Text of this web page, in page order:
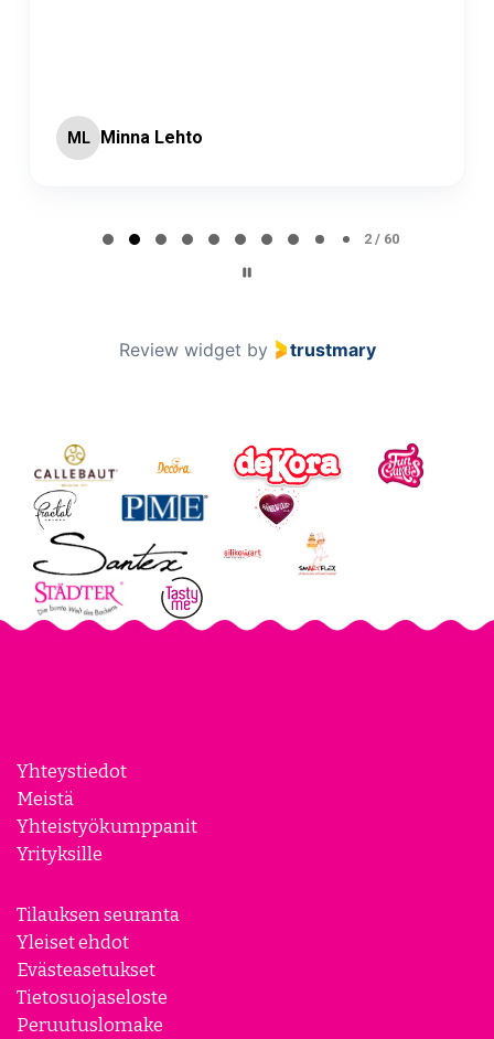
ML Minna Lehto
2 / 60
Review widget by trustmary
Yhteystiedot
Meistä
Yhteistyökumppanit
Yrityksille
Tilauksen seuranta
Yleiset ehdot
Evästeasetukset
Tietosuojaseloste
Peruutuslomake